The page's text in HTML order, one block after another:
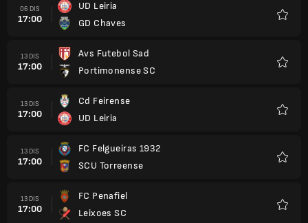
06 DIS
17:00
UD Leiria
GD Chaves
13 DIS
17:00
Avs Futebol Sad
Portimonense SC
13 DIS
17:00
Cd Feirense
UD Leiria
13 DIS
17:00
FC Felgueiras 1932
SCU Torreense
13 DIS
17:00
FC Penafiel
Leixoes SC